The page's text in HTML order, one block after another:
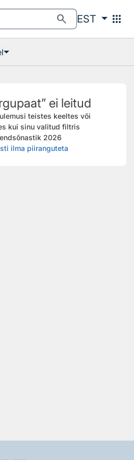
search EST apps
ei leitud
teistes keeltes või
kui sinu valitud filtris
2026
ilma piiranguteta